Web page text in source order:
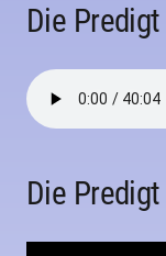
Die
Die